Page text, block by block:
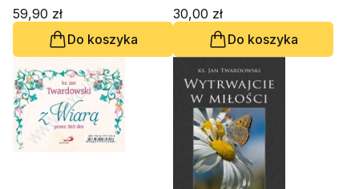
59,90 zł
Do koszyka
30,00 zł
Do koszyka